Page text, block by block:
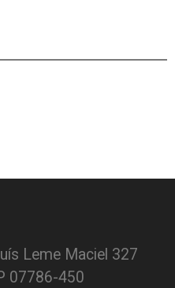
Leme Maciel 327
07786-450